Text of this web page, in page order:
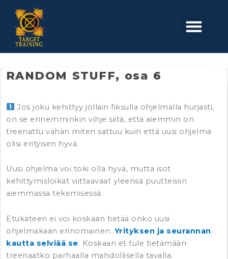
content
RANDOM STUFF, osa 6
Jos joku kehittyy jollain fiksulla ohjelmalla hurjasti,
on se ennemminkin vihje siitä, että aiemmin on
treenattu vähän miten sattuu kuin että uusi ohjelma
olisi erityisen hyvä.
Uusi ohjelma voi toki olla hyvä, mutta isot
kehittymisloikat viittaavaat yleensä puutteisiin
aiemmassa tekemisessä.
Etukäteen ei voi koskaan tietää onko uusi
ohjelmakaan erinomainen. Yrityksen ja seurannan
kautta selviää se. Koskaan et tule tietämään
treenaatko parhaalla mahdollisella tavalla.